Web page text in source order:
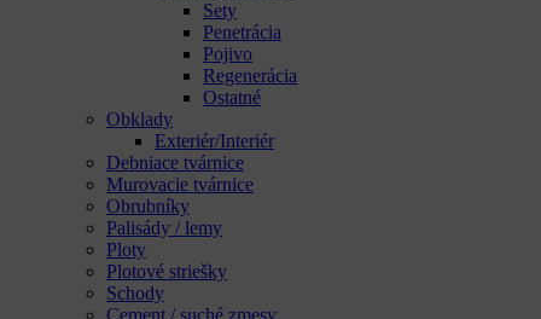
Sety
Penetrácia
Pojivo
Regenerácia
Ostatné
Obklady
Exteriér/Interiér
Debniace tvárnice
Murovacie tvárnice
Obrubníky
Palisády / lemy
Ploty
Plotové striešky
Schody
Cement / suché zmesy